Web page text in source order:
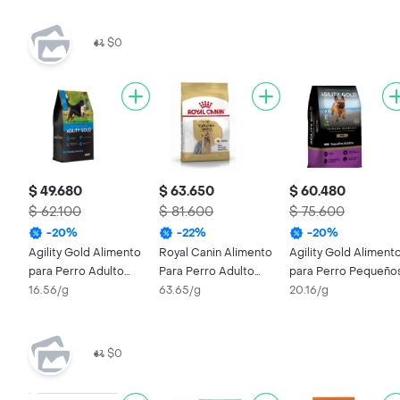
$0
$ 49.680
$ 62.100
-20%
Agility Gold Alimento
para Perro Adulto
Raza Grande
16.56/g
$ 63.650
$ 81.600
-22%
Royal Canin Alimento
Para Perro Adulto
Yorkshire Terrier
63.65/g
$ 60.480
$ 75.600
-20%
Agility Gold
para Perro
Adultos Piel Salmón
20.16/g
$0